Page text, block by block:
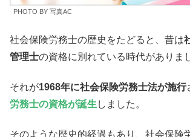
PHOTO BY 写真AC
社会保険労務士の歴史をたどると、昔は
管理士の資格に別れている時代がありま
それが1968年に社会保険労務士法が施行
労務士の資格が誕生 しました。
そのような歴史的経過もあり、社会保険